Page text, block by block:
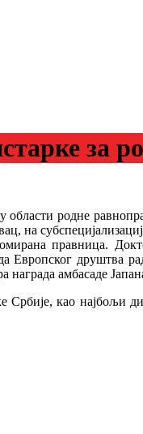
за
области родне
на
правница.
друштва
амбасаде
као најбољи